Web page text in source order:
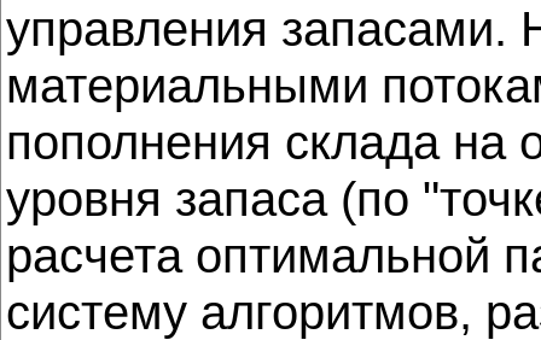
управления запасами.
материальными
пополнения склада на
уровня запаса (по
расчета оптимальной
систему алгоритмов,